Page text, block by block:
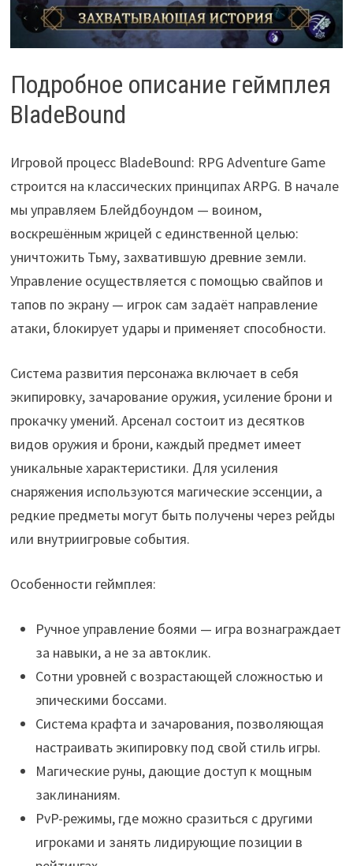
Подробное описание геймплея
BladeBound
Игровой процесс BladeBound: RPG Adventure Game
строится на классических принципах ARPG. В начале
мы управляем Блейдбоундом — воином,
воскрешённым жрицей с единственной целью:
уничтожить Тьму, захватившую древние земли.
Управление осуществляется с помощью свайпов и
тапов по экрану — игрок сам задаёт направление
атаки, блокирует удары и применяет способности.
Система развития персонажа включает в себя
экипировку, зачарование оружия, усиление брони и
прокачку умений. Арсенал состоит из десятков
видов оружия и брони, каждый предмет имеет
уникальные характеристики. Для усиления
снаряжения используются магические эссенции, а
редкие предметы могут быть получены через рейды
или внутриигровые события.
Особенности геймплея:
Ручное управление боями — игра вознаграждает
за навыки, а не за автоклик.
Сотни уровней с возрастающей сложностью и
эпическими боссами.
Система крафта и зачарования, позволяющая
настраивать экипировку под свой стиль игры.
Магические руны, дающие доступ к мощным
заклинаниям.
PvP-режимы, где можно сразиться с другими
игроками и занять лидирующие позиции в